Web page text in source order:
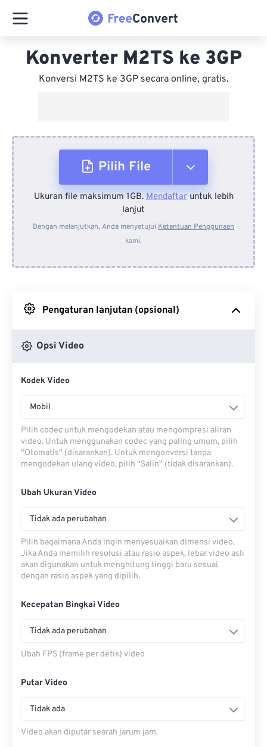
Konverter M2TS ke 3GP
Konversi M2TS ke 3GP secara online, gratis.
Pilih File
Dari Perangkat
Dari Dropbox
Ukuran file maksimum 1GB.Mendaftaruntuk lebih
lanjut
Dengan melanjutkan, Anda menyetujui Ketentuan Penggunaan
kami.
Pengaturan lanjutan (opsional)
Opsi Video
Kodek Video
Mobil
Pilih codec untuk mengodekan atau mengompresi aliran
video. Untuk menggunakan codec yang paling umum, pilih
"Otomatis" (disarankan). Untuk mengonversi tanpa
mengodekan ulang video, pilih "Salin" (tidak disarankan).
Ubah Ukuran Video
Tidak ada perubahan
Pilih bagaimana Anda ingin menyesuaikan dimensi video.
Jika Anda memilih resolusi atau rasio aspek, lebar video asli
akan digunakan untuk menghitung tinggi baru sesuai
dengan rasio aspek yang dipilih.
Kecepatan Bingkai Video
Tidak ada perubahan
Ubah FPS (frame per detik) video
Putar Video
Tidak ada
Video akan diputar searah jarum jam.